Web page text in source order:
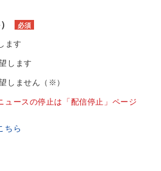
必須
ます
します
しません（※）
ュースの停止は「配信停止」ページ
ちら